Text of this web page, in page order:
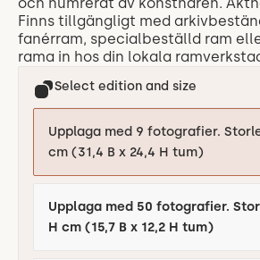
Finns tillgängligt med
fanérram, specialbeställd ram
rama in hos din lokala
Select edition and size
Upplaga med 9 fotografier.
cm (31,4 B x 24,4 H tum)
Upplaga med 50 fotografier.
H cm (15,7 B x 12,2 H tum)